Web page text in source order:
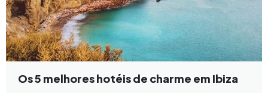
Os 5 melhores hotéis de charme em Ibiza